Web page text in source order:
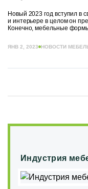
Новый 2023 год вступил в
и интерьере в целом он
Конечно, мебельные формы
ЯНВ 2, 2023 НОВОСТИ
Индустрия